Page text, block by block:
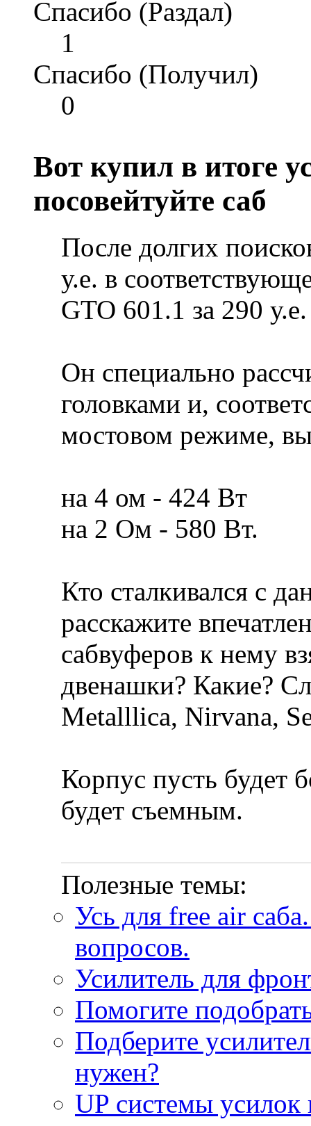
Спасибо (Раздал)
1
Спасибо (Получил)
0
Вот купил в итоге
посовейтуйте саб
После долгих
у.е. в
GTO 601.1 за 290
Он специально
головками и,
мостовом режиме,
на 4 ом - 424 Вт
на 2 Ом - 580 Вт.
Кто сталкивался с
расскажите
сабвуферов к нему
двенашки? Какие?
Metalllica, Nirvana,
Корпус пусть будет
будет съемным.
Полезные темы:
Усь для free air
вопросов.
Усилитель для
Помогите
Подберите
нужен?
UP системы усилок